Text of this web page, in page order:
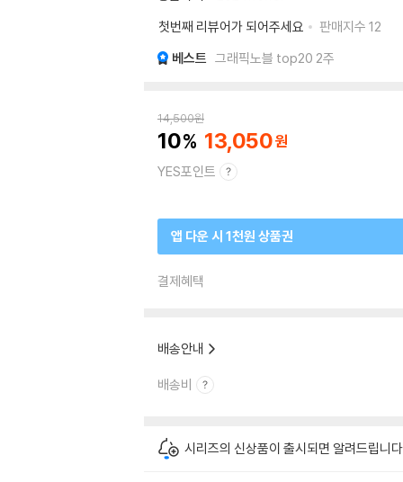
첫번째 리뷰어가 되어주세요
판매지수 12
베스트 그래픽노블 top20 2주
14,500원
10 13,050
YES포인트
앱 다운 시 1천원 상품권
결제혜택
배송안내
배송비
시리즈의 신상품이 출시되면 알려드립니